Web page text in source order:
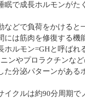
眠で成長ホルモンがた
などで負荷をかけると
には筋肉を修復する機
ホルモン=GHと呼ばれ
ンやプロラクチンな
た分泌パターンがある
イクルは約90分周期で